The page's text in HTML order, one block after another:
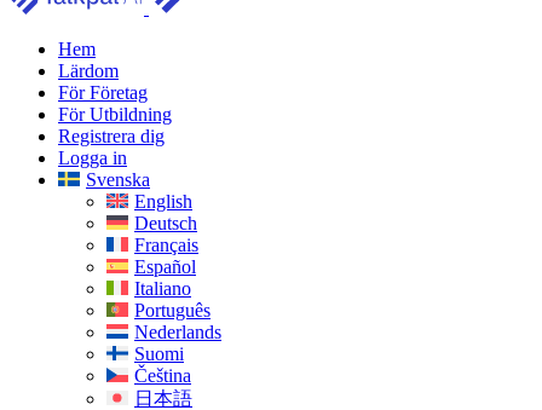
Hem
Lärdom
För Företag
För Utbildning
Registrera dig
Logga in
Svenska
English
Deutsch
Français
Español
Italiano
Português
Nederlands
Suomi
Čeština
日本語